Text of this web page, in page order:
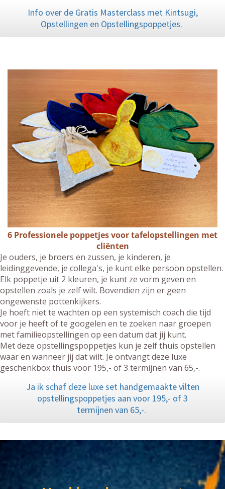
Info over de Gratis Masterclass met Kintsugi,
Opstellingen en Opstellingspoppetjes.
6 Professionele poppetjes voor tafelopstellingen met
cliënten
Je ouders, je broers en zussen, je kinderen, je
leidinggevende, je collega's, je kunt elke persoon opstellen.
Elk poppetje uit 2 kleuren, je kunt ze vorm geven en
opstellen zoals je zelf wilt. Bovendien zijn er geen
ongewenste pottenkijkers.
Je hoeft niet te wachten op een systemisch coach die tijd
voor je heeft of te googelen en te zoeken naar groepen
met familieopstellingen op een datum dat jij kunt.
Met deze opstellingspoppetjes kun je zelf thuis opstellen
waar en wanneer jij dat wilt. Je ontvangt deze luxe
geschenkbox thuis voor 195,- of 3 termijnen van 65,-.
Ja ik schaf deze luxe set handgemaakte vilten
opstellingspoppetjes aan voor 195,- of 3
termijnen van 65,-.